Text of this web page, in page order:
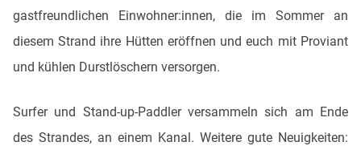
gastfreundlichen Einwohner:innen, die im Sommer an
diesem Strand ihre Hütten eröffnen und euch mit Proviant
und kühlen Durstlöschern versorgen.
Surfer und Stand-up-Paddler versammeln sich am Ende
des Strandes, an einem Kanal. Weitere gute Neuigkeiten: